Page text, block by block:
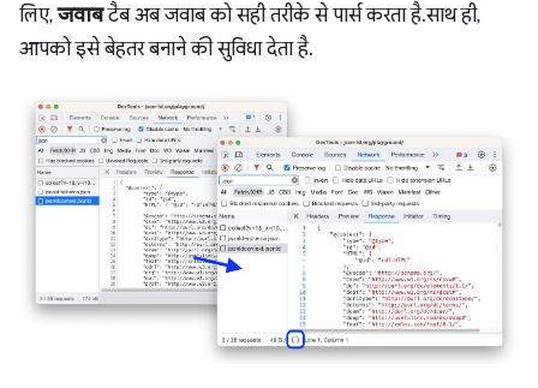
लिए,जवाबटैब अब जवाब को सही तरीके से पार्स करता है. साथ ही,
आपको इसे बेहतर बनाने की सुविधा देता है.